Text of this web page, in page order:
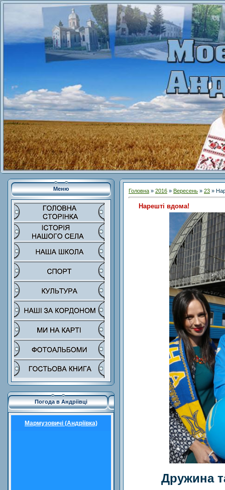
Меню
Погода в Андріївці
Мармузовичі (Андріївка)
Головна » 2016 » Вересень » 23 »
Нарешті вдома!
Дружина